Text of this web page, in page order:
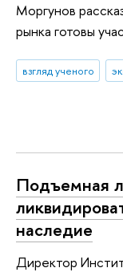
Моргунов
рынка готовы
взгляд ученого
Подъемная
наследие
Директор